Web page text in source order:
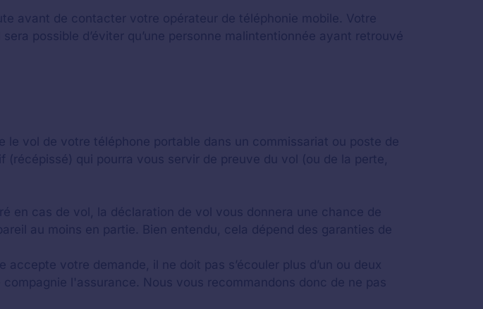
avant de contacter votre opérateur de téléphonie mobile. Votre
possible d’éviter qu’une personne malintentionnée ayant retrouvé
vol de votre téléphone portable dans un commissariat ou poste de
qui pourra vous servir de preuve du vol (ou de la perte,
en cas de vol, la déclaration de vol vous donnera une chance de
au moins en partie. Bien entendu, cela dépend des garanties de
accepte votre demande, il ne doit pas s’écouler plus d’un ou deux
l'assurance. Nous vous recommandons donc de ne pas